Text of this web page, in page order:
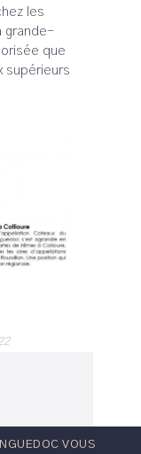
les
grande-
que
supérieurs
VOUS